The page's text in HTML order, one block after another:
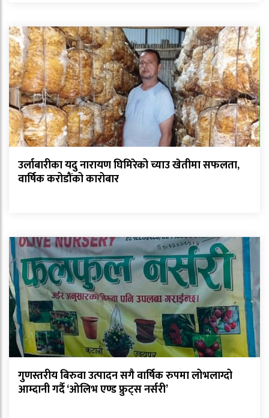
उर्लाबारीका यदु नारायण घिमिरेको च्याउ खेतीमा सफलता,
वार्षिक करोडौंको कारोबार
गुणस्तरीय बिरुवा उत्पादन सगै वार्षिक रुपमा लोभलाग्दो
आम्दानी गर्दै ‘ओलिभ एण्ड फ्रुट्स नर्सरी’